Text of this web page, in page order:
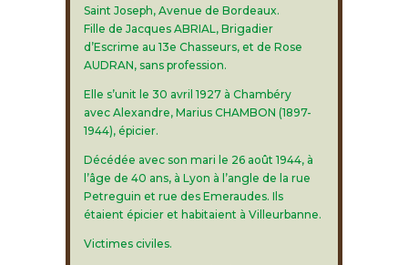
Saint Joseph, Avenue de Bordeaux.
Fille de Jacques ABRIAL, Brigadier
d’Escrime au 13e Chasseurs, et de Rose
AUDRAN, sans profession.
Elle s’unit le 30 avril 1927 à Chambéry
avec Alexandre, Marius CHAMBON (1897-
1944), épicier.
Décédée avec son mari le 26 août 1944, à
l’âge de 40 ans, à Lyon à l’angle de la rue
Petreguin et rue des Emeraudes. Ils
étaient épicier et habitaient à Villeurbanne.
Victimes civiles.